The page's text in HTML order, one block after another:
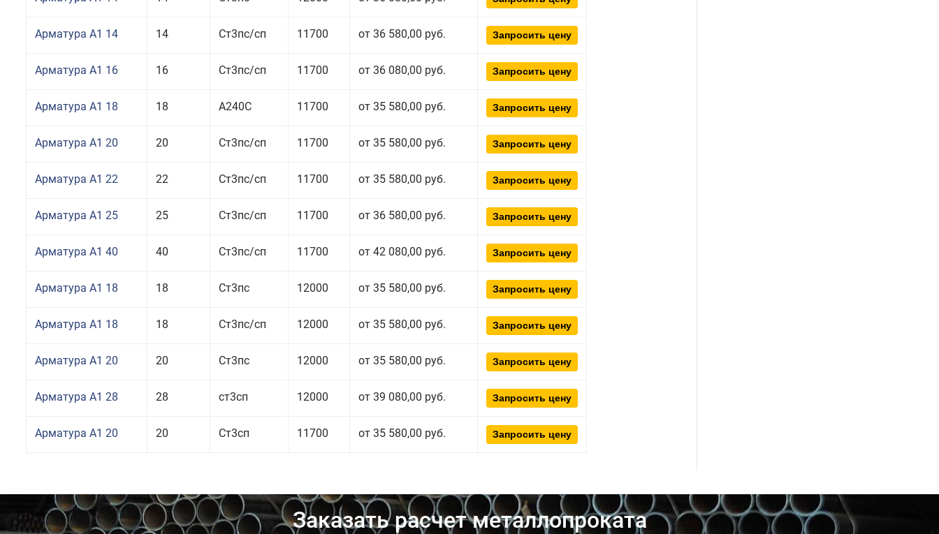
Арматура А1 14 14 Ст3пс/сп 11700 от 36 580,00 руб. Запросить цену
Арматура А1 16 16 Ст3пс/сп 11700 от 36 080,00 руб. Запросить цену
Арматура А1 18 18 А240С 11700 от 35 580,00 руб. Запросить цену
Арматура А1 20 20 Ст3пс/сп 11700 от 35 580,00 руб. Запросить цену
Арматура А1 22 22 Ст3пс/сп 11700 от 35 580,00 руб. Запросить цену
Арматура А1 25 25 Ст3пс/сп 11700 от 36 580,00 руб. Запросить цену
Арматура А1 40 40 Ст3пс/сп 11700 от 42 080,00 руб. Запросить цену
Арматура А1 18 18 Ст3пс 12000 от 35 580,00 руб. Запросить цену
Арматура А1 18 18 Ст3пс/сп 12000 от 35 580,00 руб. Запросить цену
Арматура А1 20 20 Ст3пс 12000 от 35 580,00 руб. Запросить цену
Арматура А1 28 28 ст3сп 12000 от 39 080,00 руб. Запросить цену
Арматура А1 20 20 Ст3сп 11700 от 35 580,00 руб. Запросить цену
Заказать расчет металлопроката